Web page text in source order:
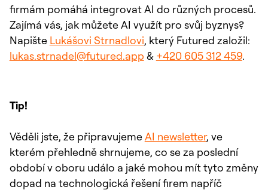
firmám pomáhá integrovat AI do různých procesů.
Zajímá vás, jak můžete AI využít pro svůj byznys?
Napište Lukášovi Strnadlovi, který Futured založil:
lukas.strnadel@futured.app & +420 605 312 459.
Tip!
Věděli jste, že připravujemeAI newsletter, ve
kterém přehledně shrnujeme, co se za poslední
období v oboru událo a jaké mohou mít tyto změny
dopad na technologická řešení firem napříč